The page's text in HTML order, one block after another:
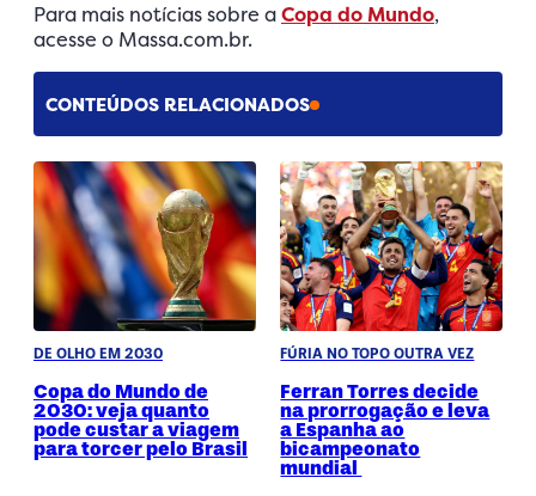
Para mais notícias sobre aCopa do Mundo,
acesse o Massa.com.br.
CONTEÚDOS RELACIONADOS
DE OLHO EM 2030
Copa do Mundo de
2030: veja quanto
pode custar a viagem
para torcer pelo Brasil
FÚRIA NO TOPO OUTRA VEZ
Ferran Torres decide
na prorrogação e leva
a Espanha ao
bicampeonato
mundial